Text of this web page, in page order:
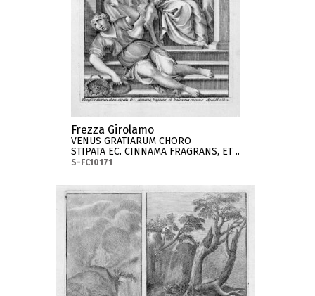
Frezza Girolamo
VENUS GRATIARUM CHORO
STIPATA EC. CINNAMA FRAGRANS, ET ..
S-FC10171